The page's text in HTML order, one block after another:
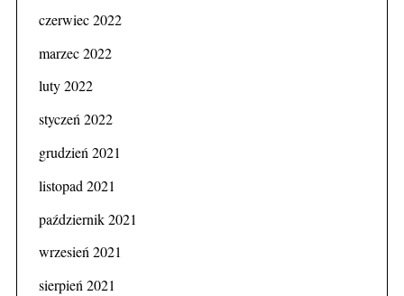
czerwiec 2022
marzec 2022
luty 2022
styczeń 2022
grudzień 2021
listopad 2021
październik 2021
wrzesień 2021
sierpień 2021